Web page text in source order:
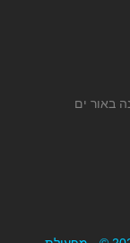
באור ים